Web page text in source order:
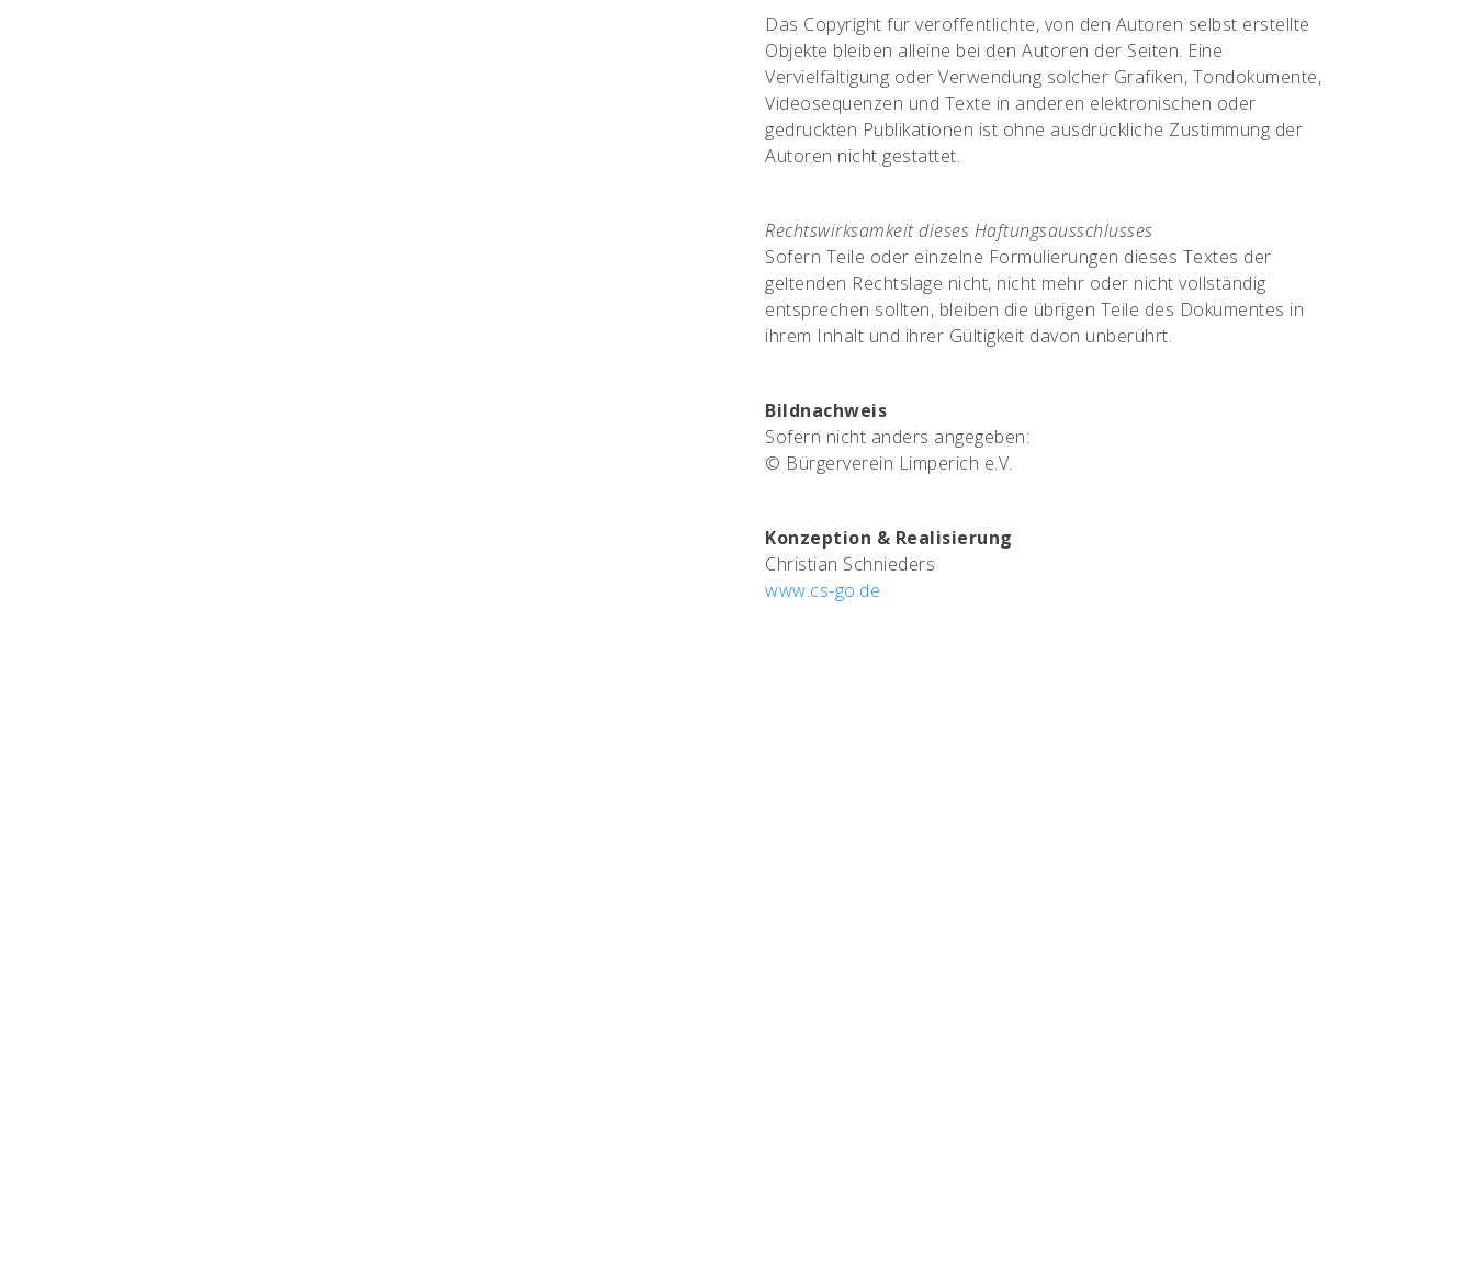
Das Copyright für veröffentlichte, von den Autoren selbst erstellte
Objekte bleiben alleine bei den Autoren der Seiten. Eine
Vervielfältigung oder Verwendung solcher Grafiken, Tondokumente,
Videosequenzen und Texte in anderen elektronischen oder
gedruckten Publikationen ist ohne ausdrückliche Zustimmung der
Autoren nicht gestattet.
Rechtswirksamkeit dieses Haftungsausschlusses
Sofern Teile oder einzelne Formulierungen dieses Textes der
geltenden Rechtslage nicht, nicht mehr oder nicht vollständig
entsprechen sollten, bleiben die übrigen Teile des Dokumentes in
ihrem Inhalt und ihrer Gültigkeit davon unberührt.
Bildnachweis
Sofern nicht anders angegeben:
© Bürgerverein Limperich e.V.
Konzeption & Realisierung
Christian Schnieders
www.cs-go.de